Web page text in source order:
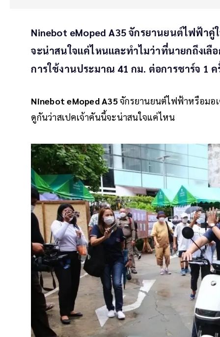
Ninebot eMoped A35 จักรยานยนต์ไฟฟ้า
จะน่าสนใจแค่ไหนและทำไมว่าที่นายกถึงเลื
การใช้งานประมาณ 41 กม. ต่อการชาร์จ 1 ค
Ninebot eMoped A35จักรยานยนต์ไฟฟ้าหรือมอ
ดูกันว่าสเปคเจ้าคันนี้จะน่าสนใจแค่ไหน